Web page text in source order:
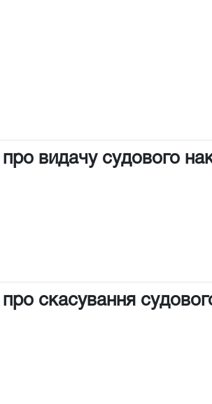
видачу судового
скасування